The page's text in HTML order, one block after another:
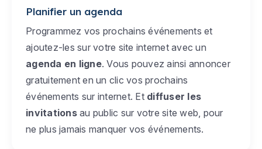
Planifier un agenda
Programmez vos prochains événements et
ajoutez-les sur votre site internet avec un
agenda en ligne. Vous pouvez ainsi annoncer
gratuitement en un clic vos prochains
événements sur internet. Et diffuser les
invitationsau public sur votre site web, pour
ne plus jamais manquer vos événements.